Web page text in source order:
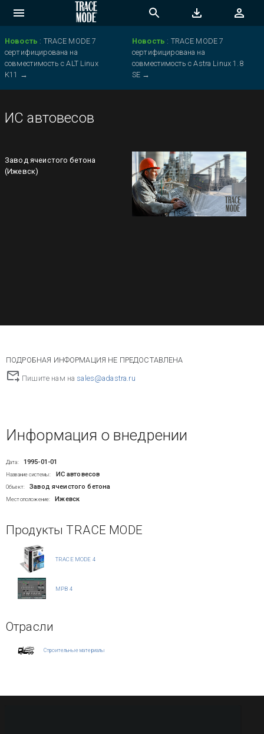
Новость : TRACE MODE 7
сертифицирована на
совместимость с ALT Linux
K11 →
Новость : TRACE MODE 7
сертифицирована на
совместимость с Astra Linux 1.8
SE →
ИС автовесов
Завод ячеистого бетона
(Ижевск)
ПОДРОБНАЯ ИНФОРМАЦИЯ НЕ ПРЕДОСТАВЛЕНА
Пишите нам на sales@adastra.ru
Информация о внедрении
Дата: 1995-01-01
Название системы: ИС автовесов
Объект: Завод ячеистого бетона
Местоположение: Ижевск
Продукты TRACE MODE
TRACE MODE 4
МРВ 4
Отрасли
Строительные материалы